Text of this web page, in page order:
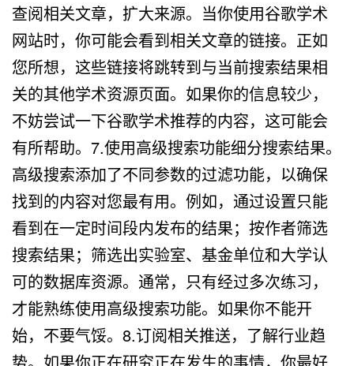
查阅相关文章，扩大来源。当你使用谷歌学术
网站时，你可能会看到相关文章的链接。正如
您所想，这些链接将跳转到与当前搜索结果相
关的其他学术资源页面。如果你的信息较少，
不妨尝试一下谷歌学术推荐的内容，这可能会
有所帮助。7.使用高级搜索功能细分搜索结果。
高级搜索添加了不同参数的过滤功能，以确保
找到的内容对您最有用。例如，通过设置只能
看到在一定时间段内发布的结果；按作者筛选
搜索结果；筛选出实验室、基金单位和大学认
可的数据库资源。通常，只有经过多次练习，
才能熟练使用高级搜索功能。如果你不能开
始，不要气馁。8.订阅相关推送，了解行业趋
势。如果你正在研究正在发生的事情，你最好